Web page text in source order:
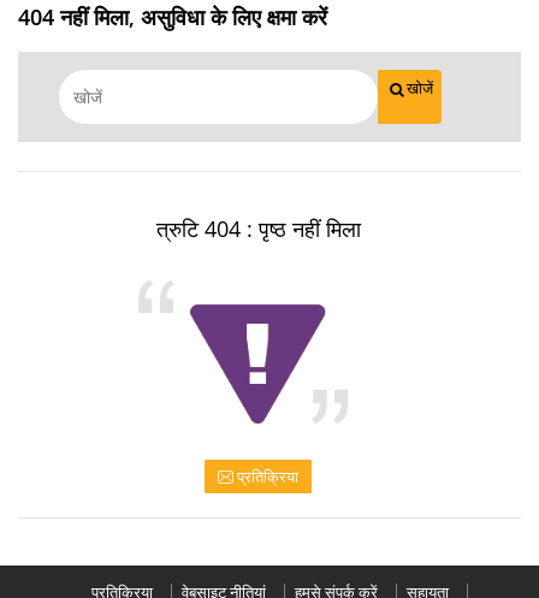
404 नहीं मिला, असुविधा के लिए क्षमा करें
खोजें
त्रुटि 404 : पृष्ठ नहीं मिला
प्रतिक्रिया
प्रतिक्रिया वेबसाइट नीतियां हमसे संपर्क करें सहायता